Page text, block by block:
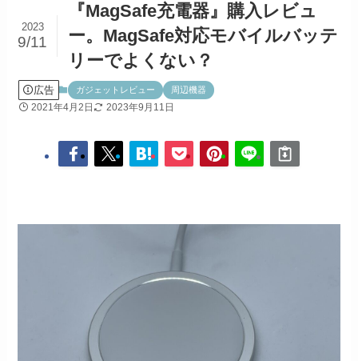
『MagSafe充電器』購入レビュ
ー。MagSafe対応モバイルバッテ
リーでよくない？
2023
9/11
広告 ガジェットレビュー 周辺機器
2021年4月2日 2023年9月11日